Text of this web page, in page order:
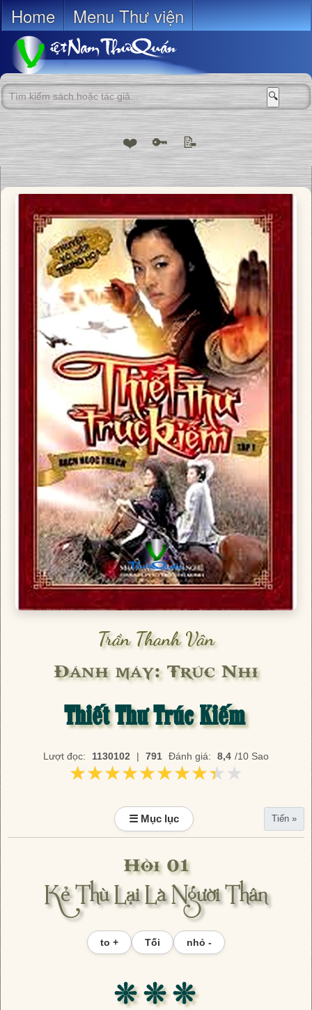
Home Menu Thư viện
🔍
❤️ 🔑 📝
Trần Thanh Vân
Đánh máy: Trúc Nhi
Thiết Thư Trúc Kiếm
Lượt đọc: 1130102 | 791 Đánh giá: 8,4 /10 Sao
★★★★★★★★★★
★★★★★★★★★★
☰ Mục lục Tiến »
Hồi 01
Kẻ Thù Lại Là Người Thân
to + Tối nhỏ -
❊ ❊ ❊